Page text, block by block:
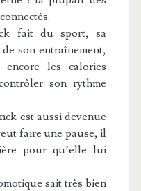
fait du sport, sa
son entraînement,
les calories
son rythme
est aussi devenue
faire une pause, il
pour qu’elle lui
sait très bien